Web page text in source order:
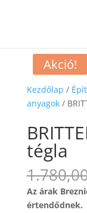
Kezdőlap /
anyagok/
Akció!
tégla
Az árak
értendődnek.